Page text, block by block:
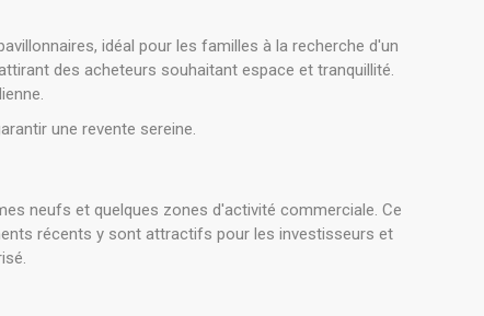
idéal pour les familles à la recherche d'un
des acheteurs souhaitant espace et tranquillité.
une revente sereine.
neufs et quelques zones d'activité commerciale. Ce
récents y sont attractifs pour les investisseurs et